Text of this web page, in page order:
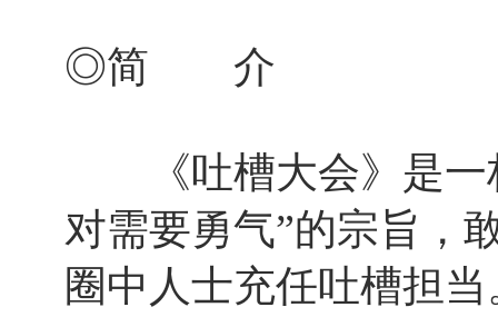
◎简 介
《吐槽大会》是一档
对需要勇气”的宗旨，
圈中人士充任吐槽担